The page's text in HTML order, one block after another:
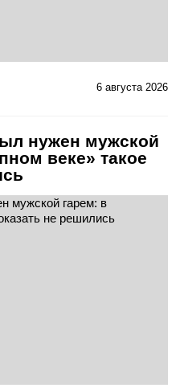
6 августа 2026
нужен мужской
веке» такое